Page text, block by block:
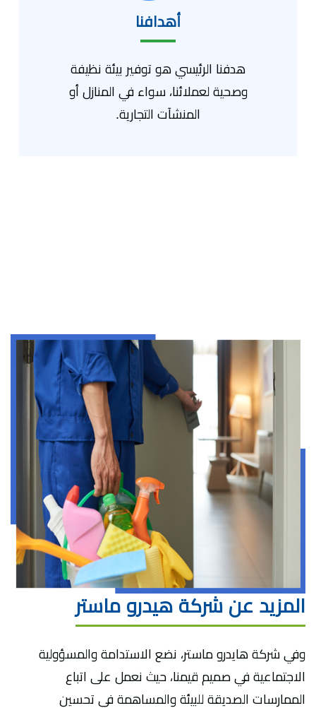
أهدافنا
هدفنا الرئيسي هو توفير بيئة نظيفة
وصحية لعملائنا، سواء في المنازل أو
المنشآت التجارية.
المزيد عن شركة هيدرو ماستر
وفي شركة هايدرو ماستر، نضع الاستدامة والمسؤولية
الاجتماعية في صميم قيمنا، حيث نعمل على اتباع
الممارسات الصديقة للبيئة والمساهمة في تحسين